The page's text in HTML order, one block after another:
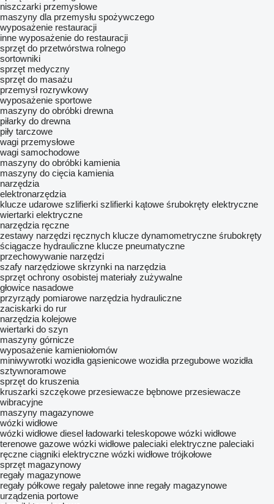
niszczarki przemysłowe
maszyny dla przemysłu spożywczego
wyposażenie restauracji
inne wyposażenie do restauracji
sprzęt do przetwórstwa rolnego
sortowniki
sprzęt medyczny
sprzęt do masażu
przemysł rozrywkowy
wyposażenie sportowe
maszyny do obróbki drewna
piłarky do drewna
piły tarczowe
wagi przemysłowe
wagi samochodowe
maszyny do obróbki kamienia
maszyny do cięcia kamienia
narzędzia
elektronarzędzia
klucze udarowe szlifierki szlifierki kątowe śrubokręty elektryczne
wiertarki elektryczne
narzędzia ręczne
zestawy narzędzi ręcznych klucze dynamometryczne śrubokręty
ściągacze hydrauliczne klucze pneumatyczne
przechowywanie narzędzi
szafy narzędziowe skrzynki na narzędzia
sprzęt ochrony osobistej materiały zużywalne
głowice nasadowe
przyrządy pomiarowe narzędzia hydrauliczne
zaciskarki do rur
narzędzia kolejowe
wiertarki do szyn
maszyny górnicze
wyposażenie kamieniołomów
miniwywrotki wozidła gąsienicowe wozidła przegubowe wozidła
sztywnoramowe
sprzęt do kruszenia
kruszarki szczękowe przesiewacze bębnowe przesiewacze
wibracyjne
maszyny magazynowe
wózki widłowe
wózki widłowe diesel ładowarki teleskopowe wózki widłowe
terenowe gazowe wózki widłowe paleciaki elektryczne paleciaki
ręczne ciągniki elektryczne wózki widłowe trójkołowe
sprzęt magazynowy
regały magazynowe
regały półkowe regały paletowe inne regały magazynowe
urządzenia portowe